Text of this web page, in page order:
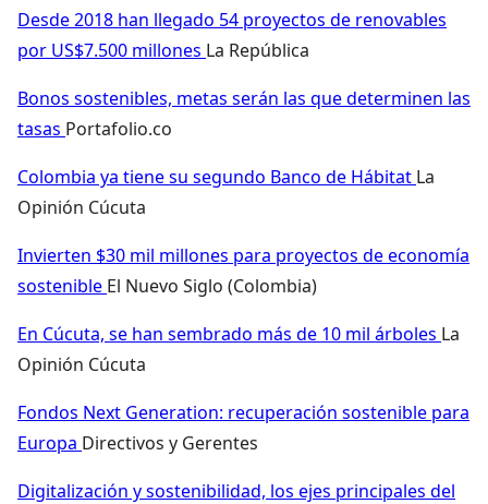
Desde 2018 han llegado 54 proyectos de renovables
por US$7.500 millones La República
Bonos sostenibles, metas serán las que determinen las
tasas Portafolio.co
Colombia ya tiene su segundo Banco de Hábitat La
Opinión Cúcuta
Invierten $30 mil millones para proyectos de economía
sostenible El Nuevo Siglo (Colombia)
En Cúcuta, se han sembrado más de 10 mil árboles La
Opinión Cúcuta
Fondos Next Generation: recuperación sostenible para
Europa Directivos y Gerentes
Digitalización y sostenibilidad, los ejes principales del